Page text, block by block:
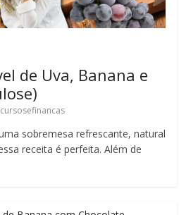
de Uva, Banana e
cursosefinancas
sobremesa refrescante, natural
receita é perfeita. Além de